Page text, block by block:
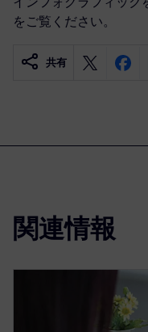
をご覧ください。
共有
関連情報